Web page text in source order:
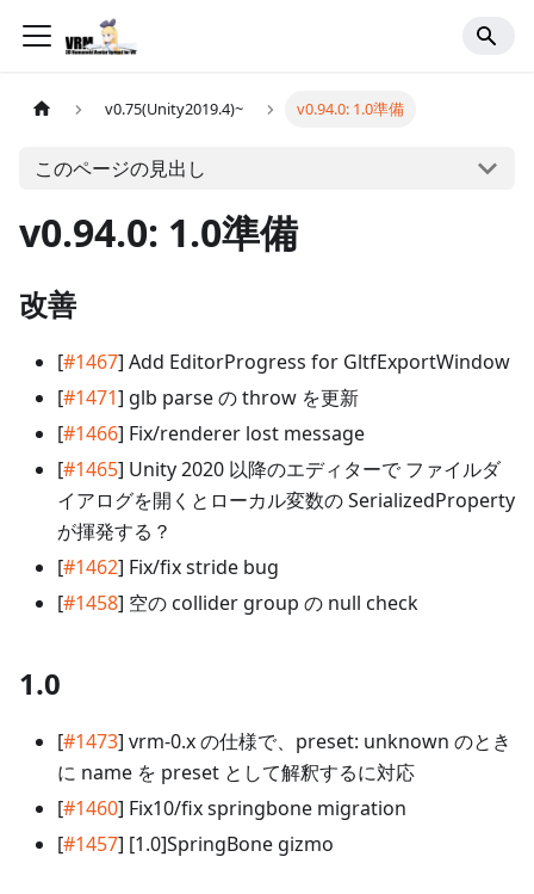
v0.75(Unity2019.4)~ v0.94.0: 1.0準備
このページの見出し
v0.94.0: 1.0準備
改善
[#1467] Add EditorProgress for GltfExportWindow
[#1471] glb parse の throw を更新
[#1466] Fix/renderer lost message
[#1465] Unity 2020 以降のエディターで ファイルダ
イアログを開くとローカル変数の SerializedProperty
が揮発する？
[#1462] Fix/fix stride bug
[#1458] 空の collider group の null check
1.0
[#1473] vrm-0.x の仕様で、preset: unknown のとき
に name を preset として解釈するに対応
[#1460] Fix10/fix springbone migration
[#1457] [1.0]SpringBone gizmo